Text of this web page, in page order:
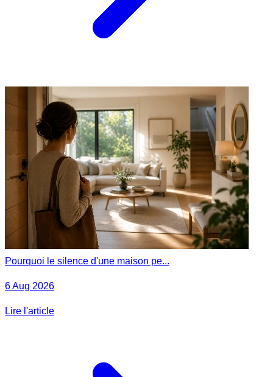
Pourquoi le silence d'une maison pe...
6 Aug 2026
Lire l'article